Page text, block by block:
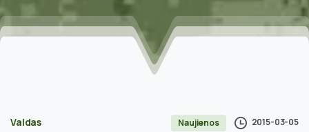
Valdas Naujienos 2015-03-05